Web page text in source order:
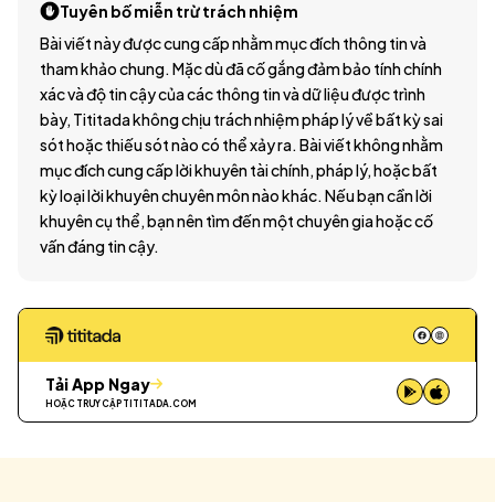
Tuyên bố miễn trừ trách nhiệm
Bài viết này được cung cấp nhằm mục đích thông tin và
tham khảo chung. Mặc dù đã cố gắng đảm bảo tính chính
xác và độ tin cậy của các thông tin và dữ liệu được trình
bày, Tititada không chịu trách nhiệm pháp lý về bất kỳ sai
sót hoặc thiếu sót nào có thể xảy ra. Bài viết không nhằm
mục đích cung cấp lời khuyên tài chính, pháp lý, hoặc bất
kỳ loại lời khuyên chuyên môn nào khác. Nếu bạn cần lời
khuyên cụ thể, bạn nên tìm đến một chuyên gia hoặc cố
vấn đáng tin cậy.
Tải App Ngay
HOẶC TRUY CẬP TITITADA.COM